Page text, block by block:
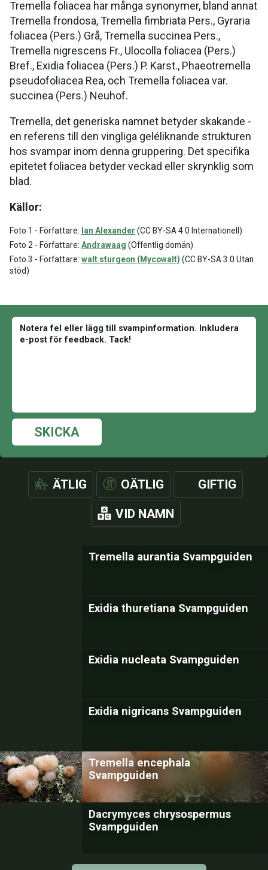
Tremella foliacea har många synonymer, bland annat
Tremella frondosa, Tremella fimbriata Pers., Gyraria
foliacea (Pers.) Grå, Tremella succinea Pers.,
Tremella nigrescens Fr., Ulocolla foliacea (Pers.)
Bref., Exidia foliacea (Pers.) P. Karst., Phaeotremella
pseudofoliacea Rea, och Tremella foliacea var.
succinea (Pers.) Neuhof.
Tremella, det generiska namnet betyder skakande -
en referens till den vingliga geléliknande strukturen
hos svampar inom denna gruppering. Det specifika
epitetet foliacea betyder veckad eller skrynklig som
blad.
Källor:
Foto 1 - Författare: Ian Alexander (CC BY-SA 4.0 Internationell)
Foto 2 - Författare: Andrawaag (Offentlig domän)
Foto 3 - Författare: walt sturgeon (Mycowalt) (CC BY-SA 3.0 Utan
stöd)
SKICKA
ÄTLIG OÄTLIG GIFTIG
VID NAMN
Tremella aurantia Svampguiden
Exidia thuretiana Svampguiden
Exidia nucleata Svampguiden
Exidia nigricans Svampguiden
Tremella encephala
Svampguiden
Dacrymyces chrysospermus
Svampguiden